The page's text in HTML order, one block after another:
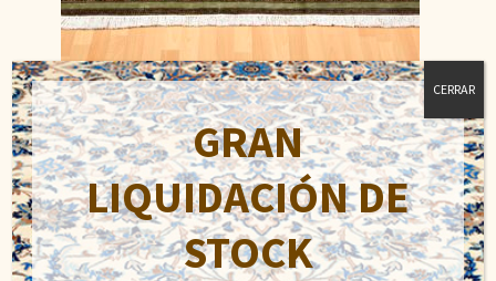
Karachi
1.300,00€
El
precio
original
era:
1.300,00€.
900,00€El
precio
actual
es:
900,00€.
Añadir al carrito
GRAN
LIQUIDACIÓN DE
STOCK
CERRAR